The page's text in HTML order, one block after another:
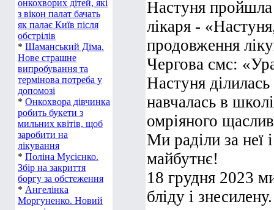
онкохворих дітей, які
з вікон палат бачать
як палає Київ після
обстрілів
* Шаманський Діма.
Нове страшне
випробування та
термінова потреба у
допомозі
* Онкохвора дівчинка
робить букети з
мильних квітів, щоб
заробити на
лікування
* Поліна Мусієнко.
Збір на закриття
боргу за обстеження
* Ангелінка
Моргуненко. Новий
Настуня пройшла
лікаря -
продовження
Чергова смс:
Настуня
навчалась в
омріяного
Ми раділи за неї
майбутнє!
18 грудня 2023
бліду і знесилену.